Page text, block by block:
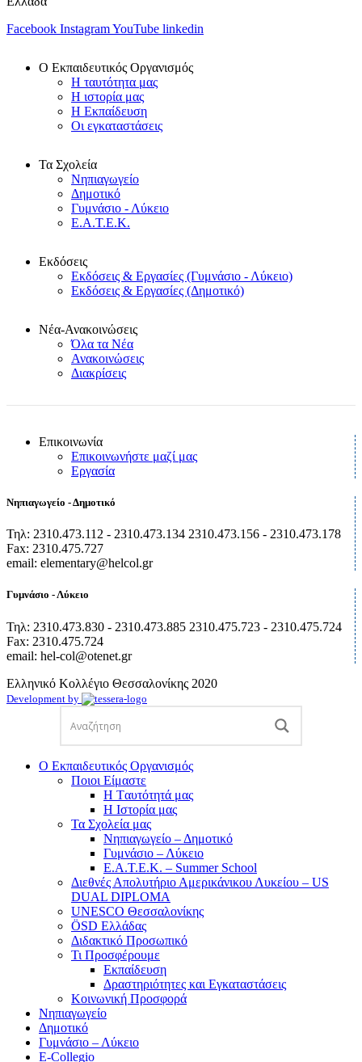
Facebook InstagramYouTube linkedin
Ο Εκπαιδευτικός Οργανισμός
Η ταυτότητα μας
Η ιστορία μας
Η Εκπαίδευση
Οι εγκαταστάσεις
Τα Σχολεία
Νηπιαγωγείο
Δημοτικό
Γυμνάσιο - Λύκειο
Ε.Α.Τ.Ε.Κ.
Εκδόσεις
Εκδόσεις & Εργασίες (Γυμνάσιο - Λύκειο)
Εκδόσεις & Εργασίες (Δημοτικό)
Νέα-Ανακοινώσεις
Όλα τα Νέα
Ανακοινώσεις
Διακρίσεις
Επικοινωνία
Επικοινωνήστε μαζί μας
Εργασία
Νηπιαγωγείο - Δημοτικό
Τηλ: 2310.473.112 - 2310.473.134 2310.473.156 - 2310.473.178
Fax: 2310.475.727
email: elementary@helcol.gr
Γυμνάσιο - Λύκειο
Τηλ: 2310.473.830 - 2310.473.885 2310.475.723 - 2310.475.724
Fax: 2310.475.724
email: hel-col@otenet.gr
Ελληνικό Κολλέγιο Θεσσαλονίκης 2020
Development by
Ο Εκπαιδευτικός Οργανισμός
Ποιοι Είμαστε
Η Tαυτότητά μας
Η Ιστορία μας
Τα Σχολεία μας
Νηπιαγωγείο – Δημοτικό
Γυμνάσιο – Λύκειο
Ε.Α.Τ.Ε.Κ. – Summer School
Διεθνές Απολυτήριο Αμερικάνικου Λυκείου – US
DUAL DIPLOMA
UNESCO Θεσσαλονίκης
ÖSD Ελλάδας
Διδακτικό Προσωπικό
Τι Προσφέρουμε
Eκπαίδευση
Δραστηριότητες και Εγκαταστάσεις
Κοινωνική Προσφορά
Νηπιαγωγείο
Δημοτικό
Γυμνάσιο – Λύκειο
E-Collegio